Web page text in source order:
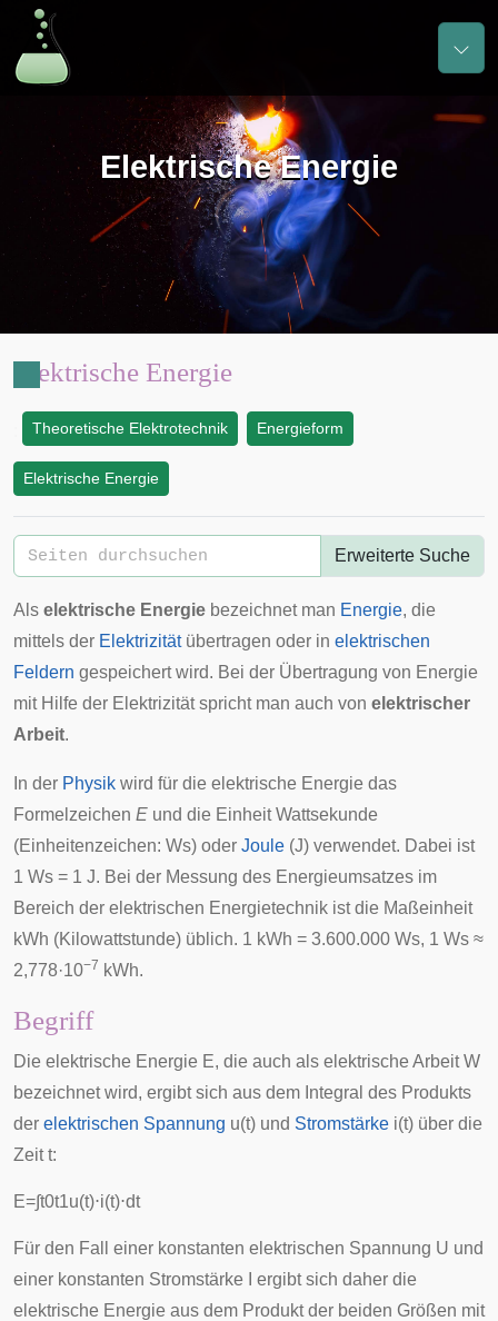
Elektrische Energie
Elektrische Energie
Theoretische Elektrotechnik Energieform
Elektrische Energie
Erweiterte Suche
Als elektrische Energie bezeichnet man Energie, die
mittels der Elektrizitätübertragen oder in elektrischen
Feldern gespeichertwird. Bei der Übertragung von Energie
mit Hilfe der Elektrizität spricht man auch von elektrischer
Arbeit.
In der Physik wird für die elektrische Energie das
Formelzeichen E und die EinheitWattsekunde
(Einheitenzeichen: Ws) oder Joule (J) verwendet. Dabei ist
1 Ws = 1 J. Bei der Messung des Energieumsatzes im
Bereich der elektrischen Energietechnik ist die Maßeinheit
kWh (Kilowattstunde) üblich. 1 kWh = 3.600.000 Ws, 1 Ws ≈
2,778·10−7 kWh.
Begriff
Die elektrische Energie E, die auch als elektrische ArbeitW
bezeichnet wird, ergibt sich aus dem Integral des Produkts
der elektrischen Spannung u(t) und Stromstärke i(t) über die
Zeitt:
E=∫t0t1u(t)⋅i(t)⋅dt
Für den Fall einer konstanten elektrischen Spannung U und
einer konstanten Stromstärke
ergibt sich daher die
elektrische Energie aus dem Produkt der beiden Größen mit